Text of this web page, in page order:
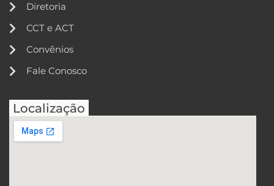
Diretoria
CCT e ACT
Convênios
Fale Conosco
Localização